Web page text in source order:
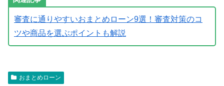
審査に通りやすいおまとめローン9選！審査対策のコ
ツや商品を選ぶポイントも解説
おまとめローン